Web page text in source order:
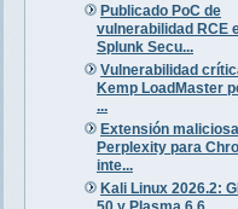
Publicado PoC de
vulnerabilidad RCE
Splunk Secu...
Vulnerabilidad
Kemp LoadMaster
...
Extensión
Perplexity para
inte...
Kali Linux 2026.2: